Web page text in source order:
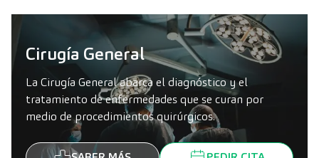
Cirugía General
La Cirugía General abarca el diagnóstico y el
tratamiento de enfermedades que se curan por
medio de procedimientos quirúrgicos.